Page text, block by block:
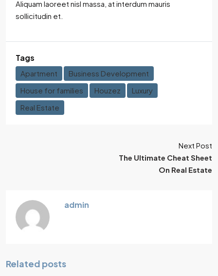
Aliquam laoreet nisl massa, at interdum mauris
sollicitudin et.
Tags
Apartment
Business Development
House for families
Houzez
Luxury
Real Estate
Next Post
The Ultimate Cheat Sheet
On Real Estate
admin
Related posts